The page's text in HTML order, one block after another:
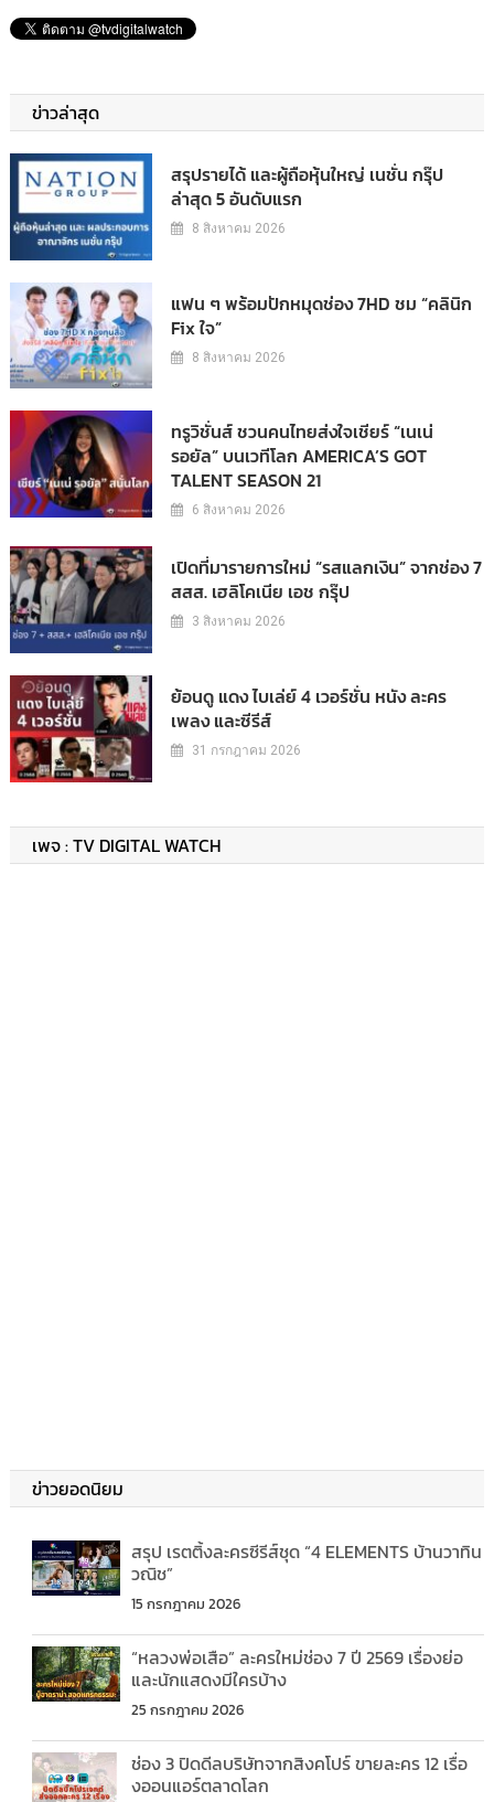
ข่าวล่าสุด
สรุปรายได้ และผู้ถือหุ้นใหญ่ เนชั่น กรุ๊ป
ล่าสุด 5 อันดับแรก
8 สิงหาคม 2026
แฟน ๆ พร้อมปักหมุดช่อง 7HD ชม “คลินิก
Fix ใจ”
8 สิงหาคม 2026
ทรูวิชั่นส์ ชวนคนไทยส่งใจเชียร์ “เนเน่
รอยัล” บนเวทีโลก AMERICA’S GOT
TALENT SEASON 21
6 สิงหาคม 2026
เปิดที่มารายการใหม่ “รสแลกเงิน” จากช่อง 7
สสส. เฮลิโคเนีย เอช กรุ๊ป
3 สิงหาคม 2026
ย้อนดู แดง ไบเล่ย์ 4 เวอร์ชั่น หนัง ละคร
เพลง และซีรีส์
31 กรกฎาคม 2026
เพจ : TV DIGITAL WATCH
ข่าวยอดนิยม
สรุป เรตติ้งละครซีรีส์ชุด “4 ELEMENTS บ้านวาทิน
วณิช”
15 กรกฎาคม 2026
“หลวงพ่อเสือ” ละครใหม่ช่อง 7 ปี 2569 เรื่องย่อ
และนักแสดงมีใครบ้าง
25 กรกฎาคม 2026
ช่อง 3 ปิดดีลบริษัทจากสิงคโปร์ ขายละคร 12 เรื่อ
งออนแอร์ตลาดโลก